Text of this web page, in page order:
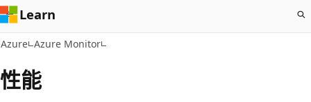
Learn
Azure Azure Monitor
性能